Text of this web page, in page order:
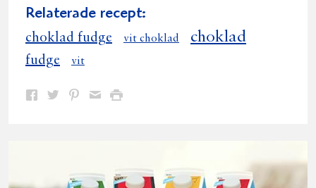
Relaterade recept:
choklad fudge vit choklad choklad
fudge vit
Dela Dela Dela DelaSkriv